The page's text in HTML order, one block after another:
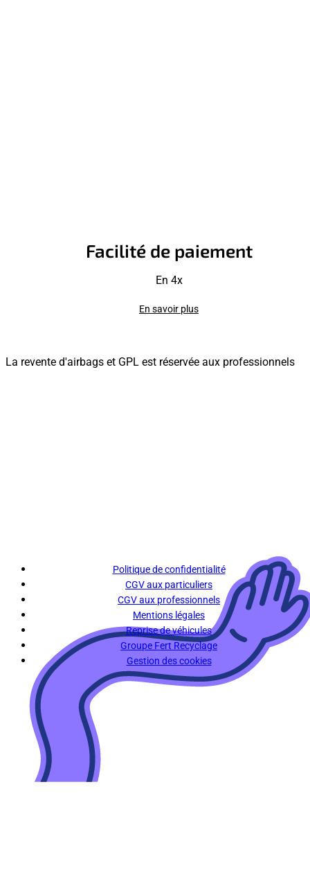
Facilité de paiement
En 4x
En savoir plus
La revente d'airbags et GPL est réservée aux professionnels
Politique de confidentialité
CGV aux particuliers
CGV aux professionnels
Mentions légales
Reprise de véhicules
Groupe Fert Recyclage
Gestion des cookies